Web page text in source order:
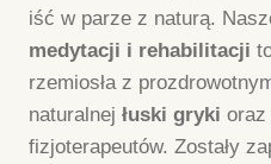
iść w parze z naturą.
medytacji i rehabilitacji
rzemiosła z
naturalnej łuski gryki oraz
fizjoterapeutów. Zostały